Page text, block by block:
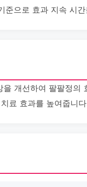
준으로 효과 지속 시
을 개선하여 팔팔정
료 효과를 높여줍니